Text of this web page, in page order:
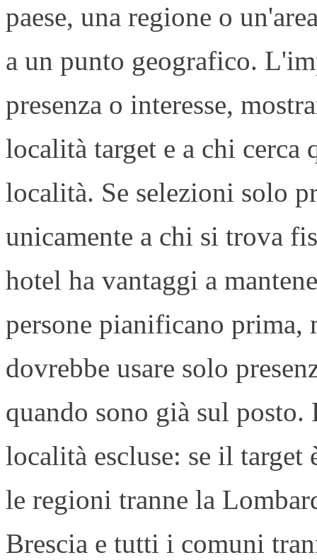
paese, una regione o
a un punto geografico.
presenza o interesse,
località target e a chi cerca
località. Se selezioni solo
unicamente a chi si trova
hotel ha vantaggi a
persone pianificano prima,
dovrebbe usare solo
quando sono già sul posto.
località escluse: se il
le regioni tranne la
Brescia e tutti i comuni